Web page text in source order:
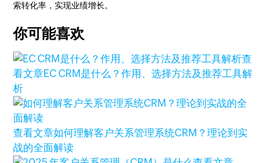
索转化率，实现业绩增长。
你可能喜欢
查
看文章EC CRM是什么？作用、选择方法及推荐工具解
析
查看文章如何理解客户关系管理系统CRM？理论到实
战的全面解读